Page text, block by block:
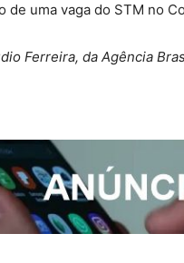
de uma vaga do STM no
Ferreira, da Agência